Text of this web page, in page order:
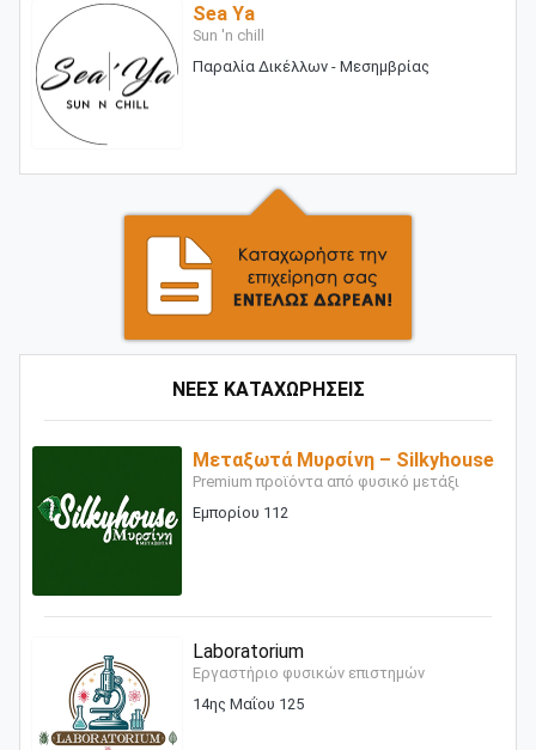
Sea Ya
Sun 'n chill
Παραλία Δικέλλων - Μεσημβρίας
ΝΕΕΣ ΚΑΤΑΧΩΡΗΣΕΙΣ
Μεταξωτά Μυρσίνη – Silkyhouse
Premium προϊόντα από φυσικό μετάξι
Εμπορίου 112
Laboratorium
Εργαστήριο φυσικών επιστημών
14ης Μαΐου 125